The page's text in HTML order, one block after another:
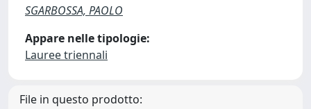
SGARBOSSA, PAOLO
Appare nelle tipologie:
Lauree triennali
File in questo prodotto: